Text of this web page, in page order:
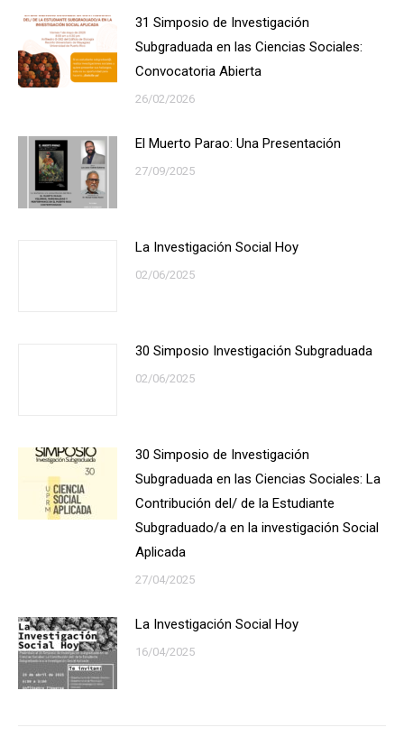
31 Simposio de Investigación
Subgraduada en las Ciencias Sociales:
Convocatoria Abierta
26/02/2026
El Muerto Parao: Una Presentación
27/09/2025
La Investigación Social Hoy
02/06/2025
30 Simposio Investigación Subgraduada
02/06/2025
30 Simposio de Investigación
Subgraduada en las Ciencias Sociales: La
Contribución del/ de la Estudiante
Subgraduado/a en la investigación Social
Aplicada
27/04/2025
La Investigación Social Hoy
16/04/2025